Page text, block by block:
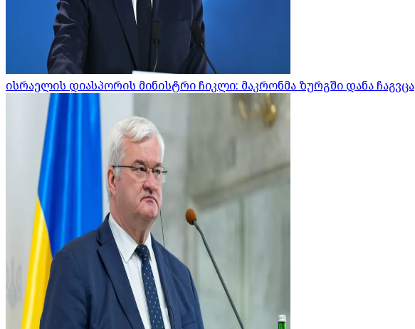
ისრაელის დიასპორის მინისტრი ჩიკლი: მაკრონმა ზურგში დანა ჩაგვცა